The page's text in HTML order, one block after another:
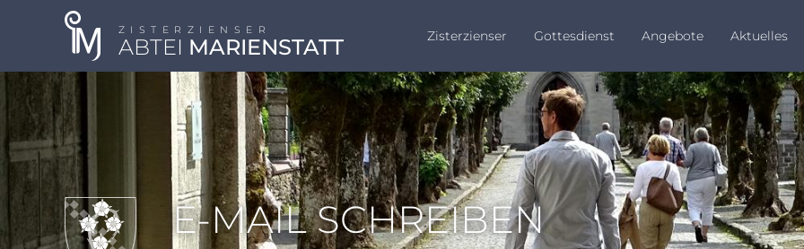
ZISTERZIENSER
ABTEI MARIENSTATT Zisterzienser Gottesdienst Angebote Aktuelles
E-MAIL SCHREIBEN